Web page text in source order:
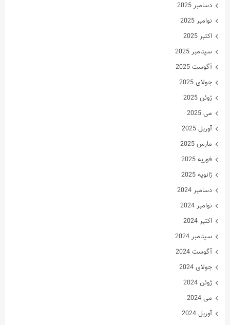
دسامبر 2025
نوامبر 2025
اکتبر 2025
سپتامبر 2025
آگوست 2025
جولای 2025
ژوئن 2025
می 2025
آوریل 2025
مارس 2025
فوریه 2025
ژانویه 2025
دسامبر 2024
نوامبر 2024
اکتبر 2024
سپتامبر 2024
آگوست 2024
جولای 2024
ژوئن 2024
می 2024
آوریل 2024